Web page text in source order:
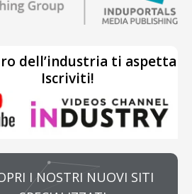
dell’industria ti aspetta
Iscriviti!
I NOSTRI NUOVI SITI